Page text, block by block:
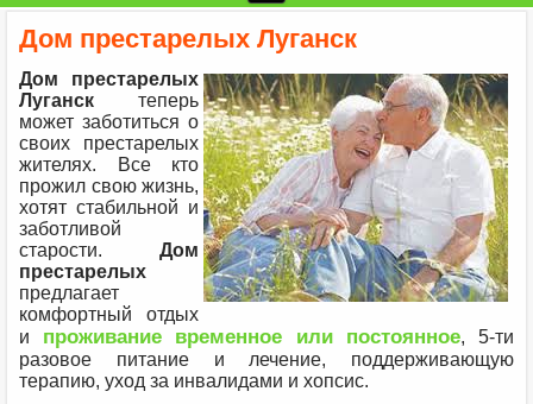
Дом престарелых Луганск
Дом престарелых
Луганск теперь
может заботиться о
своих престарелых
жителях. Все кто
прожил свою жизнь,
хотят стабильной и
заботливой
старости.Дом
престарелых
предлагает
комфортный отдых
и проживание временное или постоянное, 5-ти
разовое питание и лечение, поддерживающую
терапию, уход за инвалидами и хопсис.